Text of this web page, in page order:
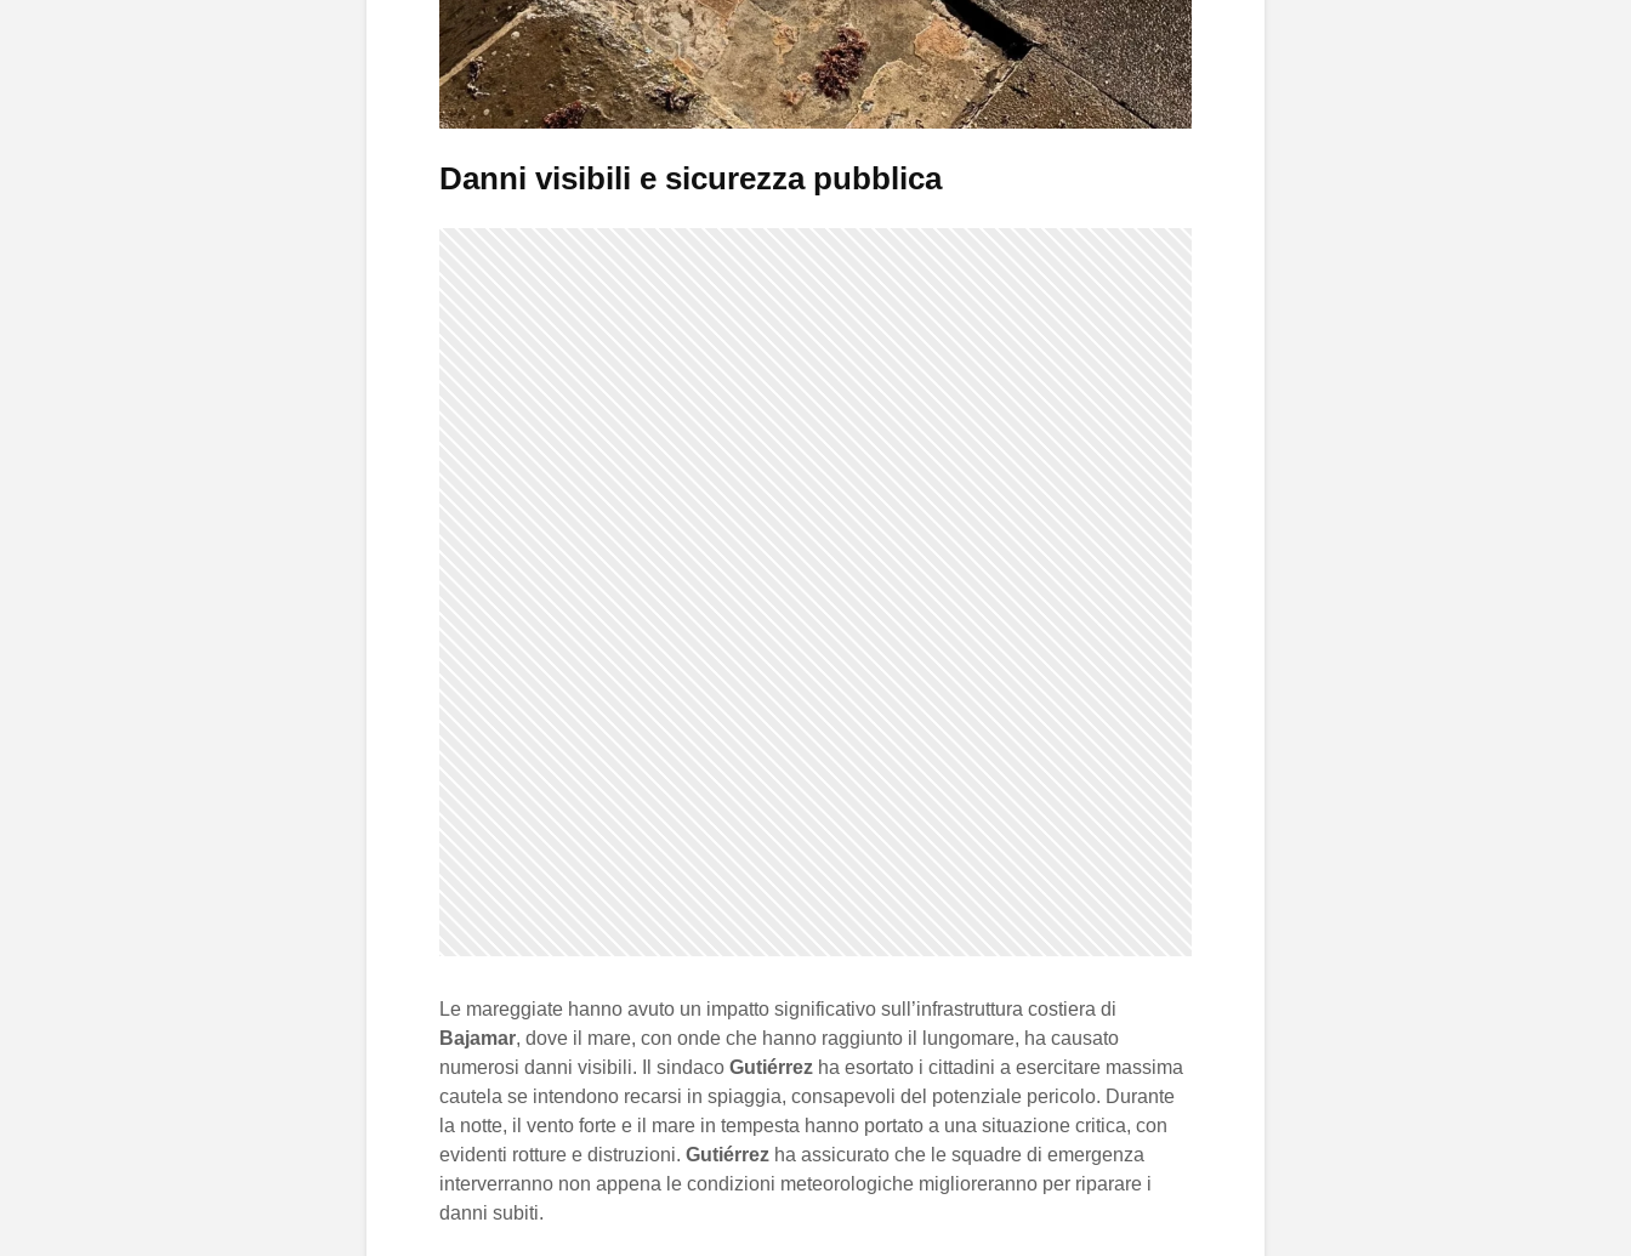
Danni visibili e sicurezza pubblica
Le mareggiate hanno avuto un impatto significativo sull’infrastruttura costiera di
Bajamar, dove il mare, con onde che hanno raggiunto il lungomare, ha causato
numerosi danni visibili. Il sindaco Gutiérrez ha esortato i cittadini a esercitare massima
cautela se intendono recarsi in spiaggia, consapevoli del potenziale pericolo. Durante
la notte, il vento forte e il mare in tempesta hanno portato a una situazione critica, con
evidenti rotture e distruzioni. Gutiérrez ha assicurato che le squadre di emergenza
interverranno non appena le condizioni meteorologiche miglioreranno per riparare i
danni subiti.